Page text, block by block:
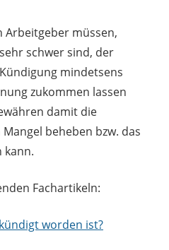
Arbeitgeber müssen,
schwer sind, der
mindetsens
zukommen lassen
damit die
beheben bzw. das
kann.
Fachartikeln:
worden ist?